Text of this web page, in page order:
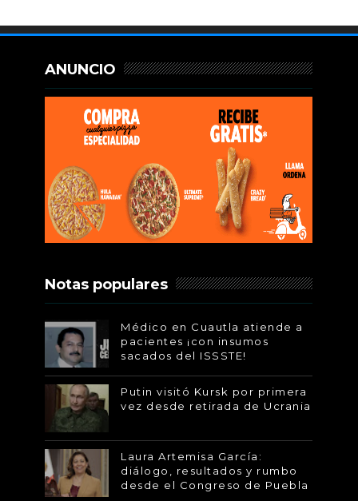
ANUNCIO
Notas populares
Médico en Cuautla atiende a
pacientes ¡con insumos
sacados del ISSSTE!
Putin visitó Kursk por primera
vez desde retirada de Ucrania
Laura Artemisa García:
diálogo, resultados y rumbo
desde el Congreso de Puebla